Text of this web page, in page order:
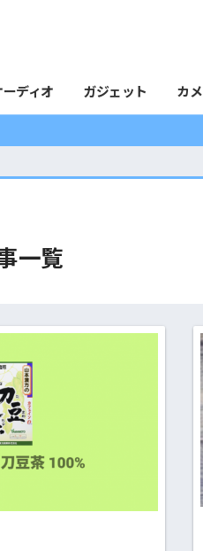
ーディオ ガジェット カ
一覧